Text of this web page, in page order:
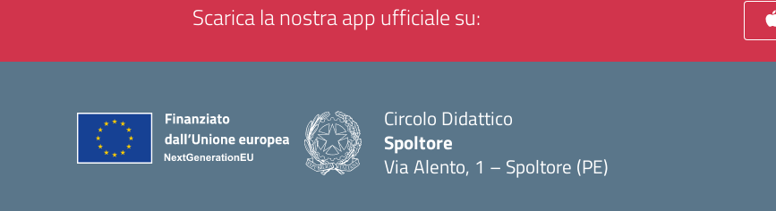
Scarica la nostra app ufficiale su:
Circolo Didattico
Spoltore
Via Alento, 1 – Spoltore (PE)